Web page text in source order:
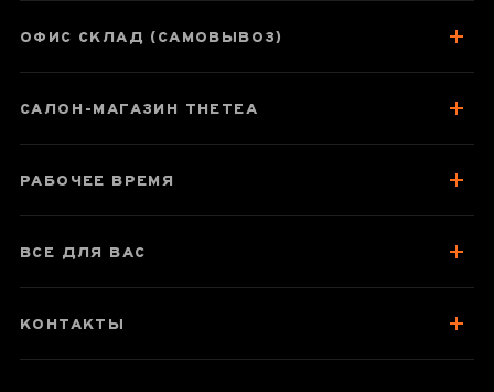
Паспорт товара
ОФИС СКЛАД (САМОВЫВОЗ)
САЛОН-МАГАЗИН THETEA
РАБОЧЕЕ ВРЕМЯ
ВСЕ ДЛЯ ВАС
КОНТАКТЫ